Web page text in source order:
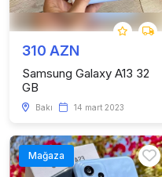
310 AZN
Samsung Galaxy A13 32
GB
Bakı 14 mart 2023
Mağaza